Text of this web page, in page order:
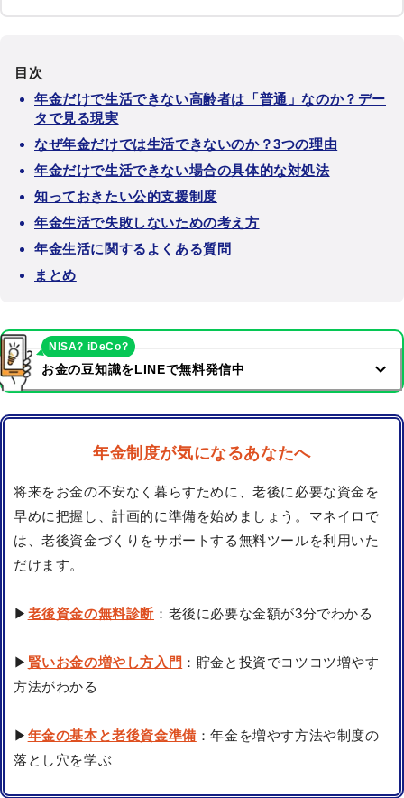
目次
年金だけで生活できない高齢者は「普通」なのか？デー
タで見る現実
なぜ年金だけでは生活できないのか？3つの理由
年金だけで生活できない場合の具体的な対処法
知っておきたい公的支援制度
年金生活で失敗しないための考え方
年金生活に関するよくある質問
まとめ
お金の豆知識をLINEで無料発信中
NISA? iDeCo?
年金制度が気になるあなたへ
将来をお金の不安なく暮らすために、老後に必要な資金を
早めに把握し、計画的に準備を始めましょう。マネイロで
は、老後資金づくりをサポートする無料ツールを利用いた
だけます。
▶ 老後資金の無料診断 ：老後に必要な金額が3分でわかる
▶ 賢いお金の増やし方入門 ：貯金と投資でコツコツ増やす
方法がわかる
▶ 年金の基本と老後資金準備 ：年金を増やす方法や制度の
落とし穴を学ぶ